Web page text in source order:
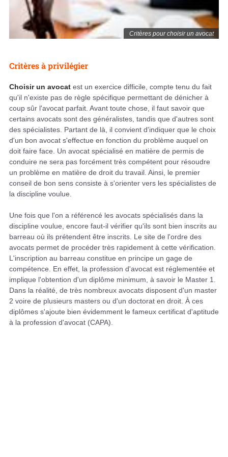
Critères pour choisir un avocat
Critères à privilégier
Choisir un avocat est un exercice difficile, compte tenu du fait
qu'il n'existe pas de règle spécifique permettant de dénicher à
coup sûr l'avocat parfait. Avant toute chose, il faut savoir que
certains avocats sont des généralistes, tandis que d'autres sont
des spécialistes. Partant de là, il convient d'indiquer que le choix
d'un bon avocat s'effectue en fonction du problème auquel on
doit faire face. Un avocat spécialisé en matière de permis de
conduire ne sera pas forcément très compétent pour résoudre
un problème en matière de droit du travail. Ainsi, le premier
conseil de bon sens consiste à s'orienter vers les spécialistes de
la discipline voulue.
Une fois que l'on a référencé les avocats spécialisés dans la
discipline voulue, encore faut-il vérifier qu'ils sont bien inscrits au
barreau où ils prétendent être inscrits. Le site de l'ordre des
avocats permet de procéder très rapidement à cette vérification.
L'inscription au barreau constitue en principe un gage de
compétence. En effet, la profession d'avocat est réglementée et
implique l'obtention d'un diplôme minimum, à savoir le Master 1.
Dans la réalité, de très nombreux avocats disposent d'un master
2 voire de plusieurs masters ou d'un doctorat en droit. À ces
diplômes s'ajoute bien évidemment le fameux certificat d'aptitude
à la profession d'avocat (CAPA).